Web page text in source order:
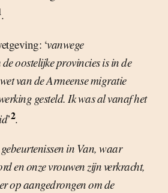
.
‘vanwege
oostelijke provincies is in de
van de Armeense migratie
gesteld. Ik was al vanaf het
’2.
in Van, waar
en onze vrouwen zijn verkracht,
op aangedrongen om de